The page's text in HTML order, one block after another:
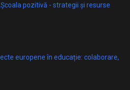
pozitivă - strategii și resurse
europene în educație: colaborare,